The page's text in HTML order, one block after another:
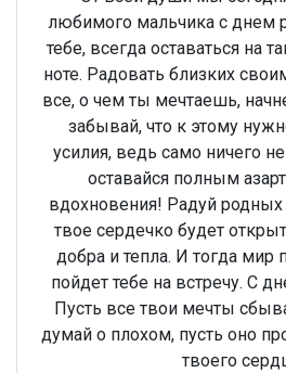
любимого мальчика с днем
тебе, всегда оставаться на
ноте. Радовать близких
все, о чем ты мечтаешь,
забывай, что к этому
усилия, ведь само ничего
оставайся полным
вдохновения! Радуй
твое сердечко будет
добра и тепла. И тогда мир
пойдет тебе на встречу. С
Пусть все твои мечты
думай о плохом, пусть оно
твоего